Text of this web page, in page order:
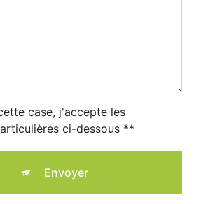
case, j'accepte les
ci-dessous **
Envoyer